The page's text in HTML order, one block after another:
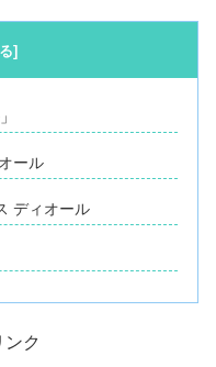
ール
ディオール
ンク